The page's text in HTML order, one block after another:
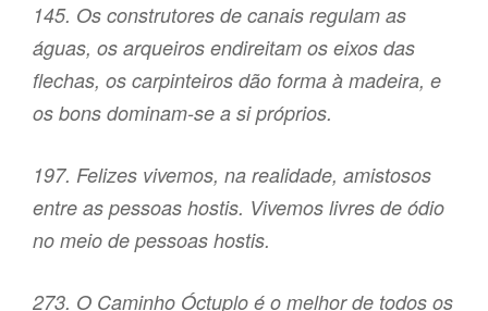
145. Os construtores de canais regulam as
águas, os arqueiros endireitam os eixos das
flechas, os carpinteiros dão forma à madeira, e
os bons dominam-se a si próprios.
197. Felizes vivemos, na realidade, amistosos
entre as pessoas hostis. Vivemos livres de ódio
no meio de pessoas hostis.
273. O Caminho Óctuplo é o melhor de todos os